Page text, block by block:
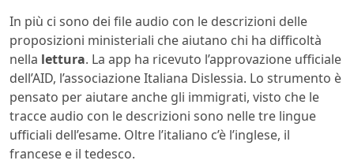
In più ci sono dei file audio con le descrizioni delle
proposizioni ministeriali che aiutano chi ha difficoltà
nella lettura. La app ha ricevuto l’approvazione ufficiale
dell’AID, l’associazione Italiana Dislessia. Lo strumento è
pensato per aiutare anche gli immigrati, visto che le
tracce audio con le descrizioni sono nelle tre lingue
ufficiali dell’esame. Oltre l’italiano c’è l’inglese, il
francese e il tedesco.